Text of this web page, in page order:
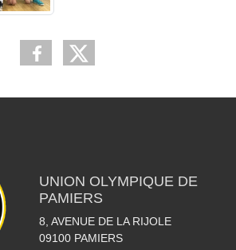
UNION OLYMPIQUE DE
PAMIERS
8, AVENUE DE LA RIJOLE
09100 PAMIERS